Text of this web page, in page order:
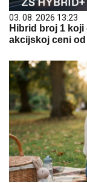
03. 08. 2026 13:23
Hibrid broj 1
akcijskoj ceni od